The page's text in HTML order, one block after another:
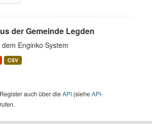
der Gemeinde Legden
Enginko System
CSV
auch über dieAPI (sieheAPI-